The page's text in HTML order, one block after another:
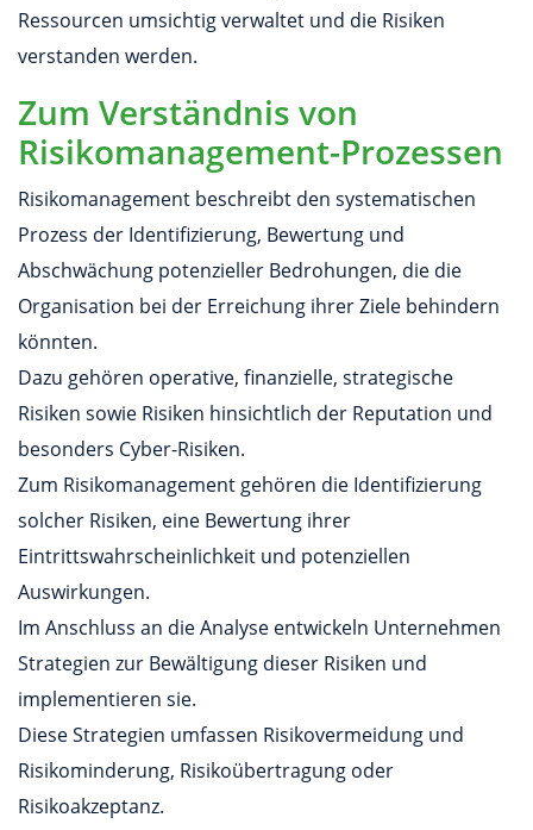
Ressourcen umsichtig verwaltet und die Risiken
verstanden werden.
Zum Verständnis von
Risikomanagement-Prozessen
Risikomanagement beschreibt den systematischen
Prozess der Identifizierung, Bewertung und
Abschwächung potenzieller Bedrohungen, die die
Organisation bei der Erreichung ihrer Ziele behindern
könnten.
Dazu gehören operative, finanzielle, strategische
Risiken sowie Risiken hinsichtlich der Reputation und
besonders Cyber-Risiken.
Zum Risikomanagement gehören die Identifizierung
solcher Risiken, eine Bewertung ihrer
Eintrittswahrscheinlichkeit und potenziellen
Auswirkungen.
Im Anschluss an die Analyse entwickeln Unternehmen
Strategien zur Bewältigung dieser Risiken und
implementieren sie.
Diese Strategien umfassen Risikovermeidung und
Risikominderung, Risikoübertragung oder
Risikoakzeptanz.